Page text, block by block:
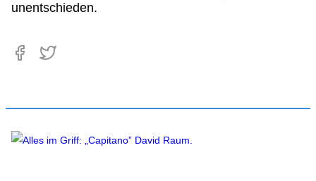
unentschieden.